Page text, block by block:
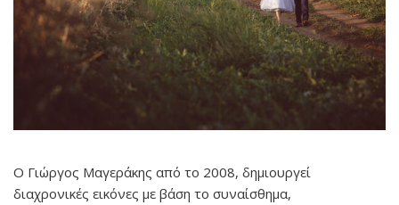
Ο Γιώργος Μαγεράκης από το 2008, δημιουργεί
διαχρονικές εικόνες με βάση το συναίσθημα,